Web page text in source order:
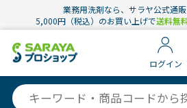
業務用洗剤なら、サラヤ公式通
5,000円（税込）のお買い上げで送料無
ログイン